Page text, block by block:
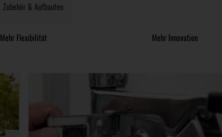
Zubehör & Aufbauten
Mehr Flexibilität Mehr Innovation